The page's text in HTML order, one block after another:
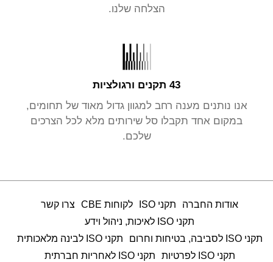
הצלחה שלנו.
43 תקנים ורגולציות
אנו נותנים מענה רחב למגוון גדול מאוד של תחומים,
במקום אחד תקבלו סל שירותים מלא לכל הצרכים
שלכם.
אודות החברה תקני ISO לקוחות CBE
צרו קשר
תקני ISO לאיכות, ניהול וידע
תקני ISO לסביבה, בטיחות וחרום
תקני ISO לבינה מלאכותית
תקני ISO לפרטיות
תקני ISO לאחריות חברתית